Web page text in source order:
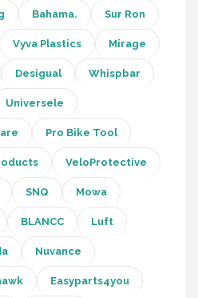
Bahama. Sur Ron
Vyva Plastics Mirage
Desigual Whispbar
Universele
Pro Bike Tool
VeloProtective
SNQ Mowa
BLANCC Luft
Nuvance
Easyparts4you